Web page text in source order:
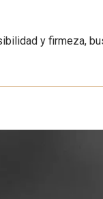
y firmeza,